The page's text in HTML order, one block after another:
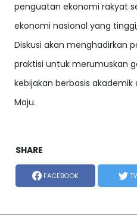
penguatan ekonomi rakyat
ekonomi nasional yang
Diskusi akan menghadirkan
praktisi untuk merumuskan
kebijakan berbasis
Maju.
SHARE
FACEBOOK